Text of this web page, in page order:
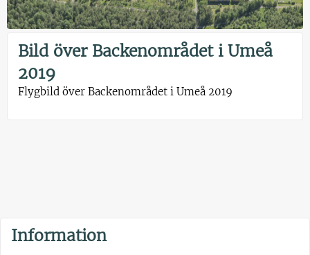
Bild över Backenområdet i Umeå
2019
Flygbild över Backenområdet i Umeå 2019
Information